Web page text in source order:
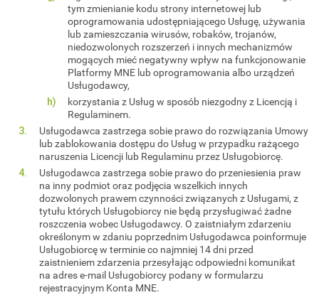
tym zmienianie kodu strony internetowej lub
oprogramowania udostępniającego Usługę, używania
lub zamieszczania wirusów, robaków, trojanów,
niedozwolonych rozszerzeń i innych mechanizmów
mogących mieć negatywny wpływ na funkcjonowanie
Platformy MNE lub oprogramowania albo urządzeń
Usługodawcy,
korzystania z Usług w sposób niezgodny z Licencją i
Regulaminem.
Usługodawca zastrzega sobie prawo do rozwiązania Umowy
lub zablokowania dostępu do Usług w przypadku rażącego
naruszenia Licencji lub Regulaminu przez Usługobiorcę.
Usługodawca zastrzega sobie prawo do przeniesienia praw
na inny podmiot oraz podjęcia wszelkich innych
dozwolonych prawem czynności związanych z Usługami, z
tytułu których Usługobiorcy nie będą przysługiwać żadne
roszczenia wobec Usługodawcy. O zaistniałym zdarzeniu
określonym w zdaniu poprzednim Usługodawca poinformuje
Usługobiorcę w terminie co najmniej 14 dni przed
zaistnieniem zdarzenia przesyłając odpowiedni komunikat
na adres e-mail Usługobiorcy podany w formularzu
rejestracyjnym Konta MNE.